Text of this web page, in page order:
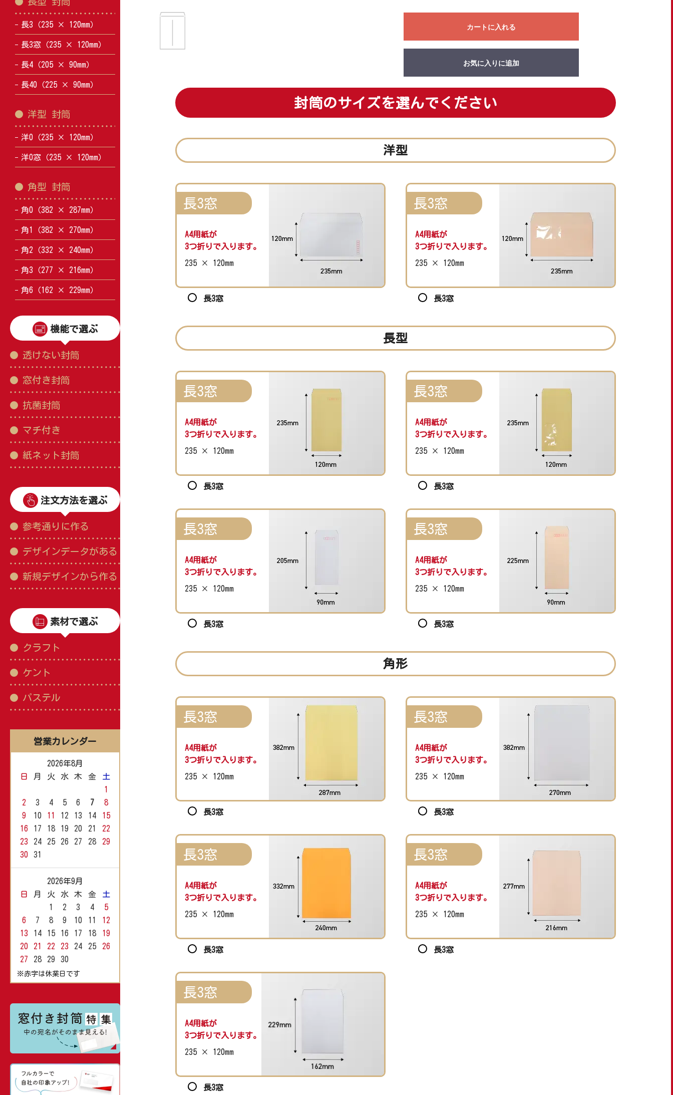
長3（235 × 120mm）
長3窓（235 × 120mm）
長4（205 × 90mm）
長40（225 × 90mm）
洋型 封筒
洋0（235 × 120mm）
洋0窓（235 × 120mm）
角型 封筒
角0（382 × 287mm）
角1（382 × 270mm）
角2（332 × 240mm）
角3（277 × 216mm）
角6（162 × 229mm）
機能で選ぶ
透けない封筒
窓付き封筒
抗菌封筒
マチ付き
紙ネット封筒
注文方法を選ぶ
参考通りに作る
デザインデータがある
新規デザインから作る
素材で選ぶ
クラフト
ケント
パステル
営業カレンダー
2026年8月
日
月 火 水 木 金
土
1
2
3 4 5 6 7
8
9
10 11 12 13 14
15
16
17 18 19 20 21
22
23
24 25 26 27 28
29
30
31
2026年9月
日
月 火 水 木 金
土
1
2 3 4
5
6
7 8 9 10 11
12
13
14 15 16 17 18
19
20
21 22 23 24 25
26
27
28 29 30
※赤字は休業日です
カートに入れる
お気に入りに追加
封筒のサイズを選んでください
洋型
長3窓
A4用紙が
3つ折りで入ります。
235 × 120mm
長3窓
長3窓
A4用紙が
3つ折りで入ります。
235 × 120mm
長3窓
長型
長3窓
A4用紙が
3つ折りで入ります。
235 × 120mm
長3窓
長3窓
A4用紙が
3つ折りで入ります。
235 × 120mm
長3窓
長3窓
A4用紙が
3つ折りで入ります。
235 × 120mm
長3窓
長3窓
A4用紙が
3つ折りで入ります。
235 × 120mm
長3窓
角形
長3窓
A4用紙が
3つ折りで入ります。
235 × 120mm
長3窓
長3窓
A4用紙が
3つ折りで入ります。
235 × 120mm
長3窓
長3窓
A4用紙が
3つ折りで入ります。
235 × 120mm
長3窓
長3窓
A4用紙が
3つ折りで入ります。
235 × 120mm
長3窓
長3窓
A4用紙が
3つ折りで入ります。
235 × 120mm
長3窓